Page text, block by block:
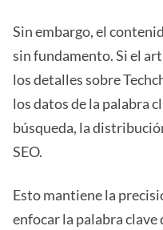
Sin embargo, el
sin fundamento. Si el
los detalles sobre
los datos de la palabra
búsqueda, la
SEO.
Esto mantiene la
enfocar la palabra clave